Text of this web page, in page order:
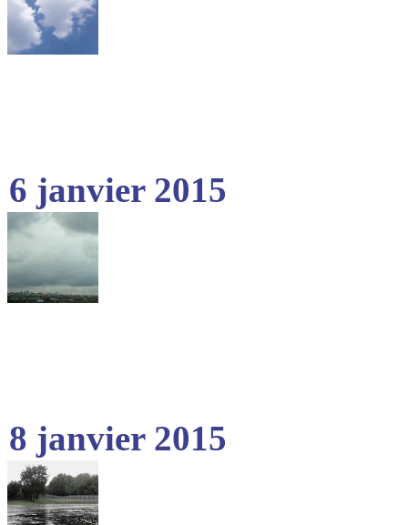
6 janvier 2015
8 janvier 2015